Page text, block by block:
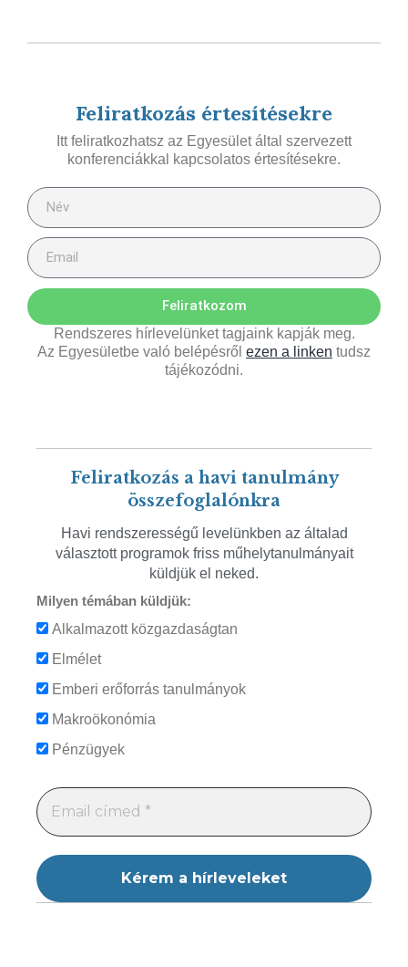
Feliratkozás értesítésekre
Itt feliratkozhatsz az Egyesület által szervezett
konferenciákkal kapcsolatos értesítésekre.
Feliratkozom
Rendszeres hírlevelünket tagjaink kapják meg.
Az Egyesületbe való belépésről ezen a linken tudsz
tájékozódni.
Feliratkozás a havi tanulmány
összefoglalónkra
Havi rendszerességű levelünkben az általad
választott programok friss műhelytanulmányait
küldjük el neked.
Milyen témában küldjük:
Alkalmazott közgazdaságtan
Elmélet
Emberi erőforrás tanulmányok
Makroökonómia
Pénzügyek